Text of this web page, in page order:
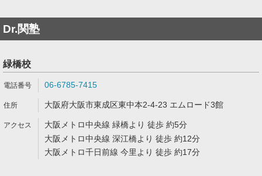
Dr.関塾
緑橋校
06-6785-7415
大阪府大阪市東成区東中本2-4-23 エムロード3館
大阪メトロ中央線 緑橋より 徒歩 約5分
大阪メトロ中央線 深江橋より 徒歩 約12分
大阪メトロ千日前線 今里より 徒歩 約17分